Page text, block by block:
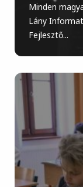
Minden
Lány
Fejlesztő...